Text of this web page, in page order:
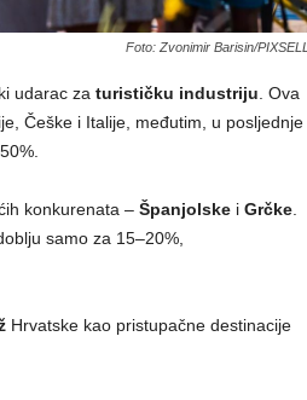
Foto: Zvonimir Barisin/PIXSELL
udarac za turističku industriju . Ova
Češke i Italije, međutim, u posljednje
konkurenata – Španjolske i Grčke.
samo za 15–20%,
Hrvatske kao pristupačne destinacije